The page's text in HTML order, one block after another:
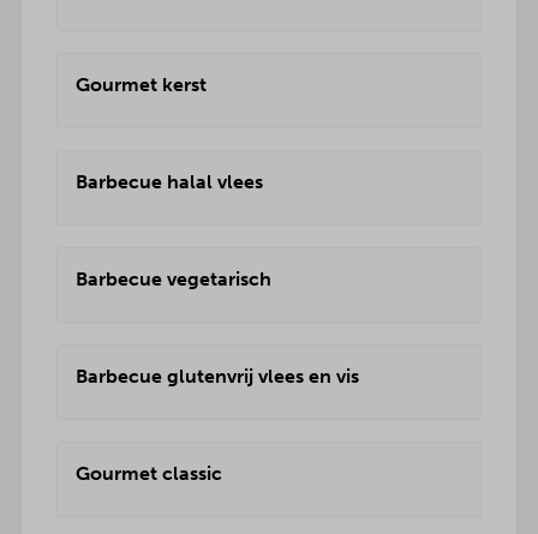
Gourmet kerst
Barbecue halal vlees
Barbecue vegetarisch
Barbecue glutenvrij vlees en vis
Gourmet classic